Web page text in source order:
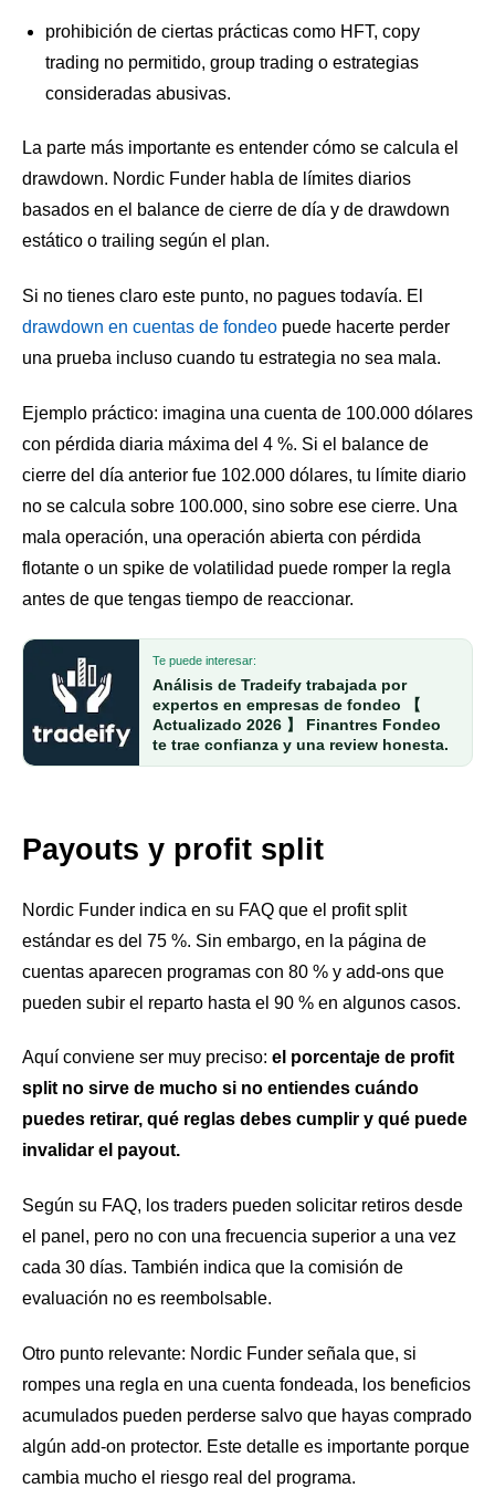
prohibición de ciertas prácticas como HFT, copy
trading no permitido, group trading o estrategias
consideradas abusivas.
La parte más importante es entender cómo se calcula el
drawdown. Nordic Funder habla de límites diarios
basados en el balance de cierre de día y de drawdown
estático o trailing según el plan.
Si no tienes claro este punto, no pagues todavía. El
drawdown en cuentas de fondeo puede hacerte perder
una prueba incluso cuando tu estrategia no sea mala.
Ejemplo práctico: imagina una cuenta de 100.000 dólares
con pérdida diaria máxima del 4 %. Si el balance de
cierre del día anterior fue 102.000 dólares, tu límite diario
no se calcula sobre 100.000, sino sobre ese cierre. Una
mala operación, una operación abierta con pérdida
flotante o un spike de volatilidad puede romper la regla
antes de que tengas tiempo de reaccionar.
Te puede interesar:
Análisis de Tradeify trabajada por
expertos en empresas de fondeo 【
Actualizado 2026 】 Finantres Fondeo
te trae confianza y una review honesta.
Payouts y profit split
Nordic Funder indica en su FAQ que el profit split
estándar es del 75 %. Sin embargo, en la página de
cuentas aparecen programas con 80 % y add-ons que
pueden subir el reparto hasta el 90 % en algunos casos.
Aquí conviene ser muy preciso: el porcentaje de profit
split no sirve de mucho si no entiendes cuándo
puedes retirar, qué reglas debes cumplir y qué puede
invalidar el payout.
Según su FAQ, los traders pueden solicitar retiros desde
el panel, pero no con una frecuencia superior a una vez
cada 30 días. También indica que la comisión de
evaluación no es reembolsable.
Otro punto relevante: Nordic Funder señala que, si
rompes una regla en una cuenta fondeada, los beneficios
acumulados pueden perderse salvo que hayas comprado
algún add-on protector. Este detalle es importante porque
cambia mucho el riesgo real del programa.